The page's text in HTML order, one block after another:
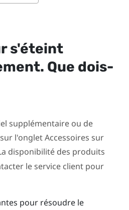
s'éteint
Que dois-
supplémentaire ou de
l'onglet Accessoires sur
disponibilité des produits
le service client pour
pour résoudre le